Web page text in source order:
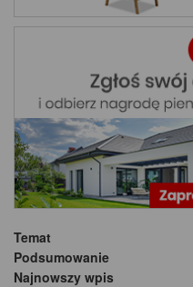
Temat
Podsumowanie
Najnowszy wpis